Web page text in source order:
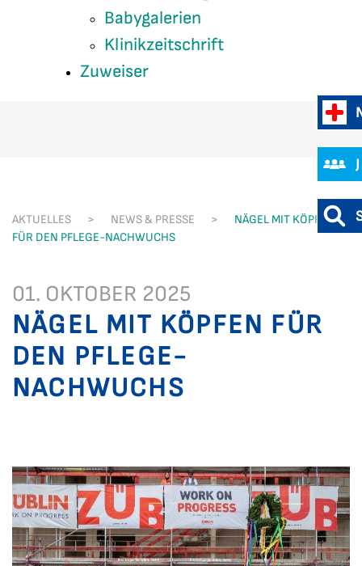
Babygalerien
Klinikzeitschrift
Zuweiser
AKTUELLES NEWS & PRESSE
NÄGEL MIT KÖPFEN
FÜR DEN PFLEGE-NACHWUCHS
01. OKTOBER 2025
NÄGEL MIT KÖPFEN FÜR
DEN PFLEGE-
NACHWUCHS